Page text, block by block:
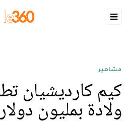
مشاهير
كيم كارديشيان
ولادة بمليون دولار